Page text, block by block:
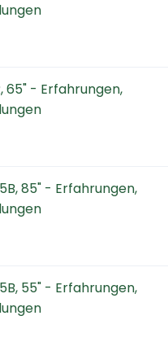
65" - Erfahrungen,
85" - Erfahrungen,
55" - Erfahrungen,